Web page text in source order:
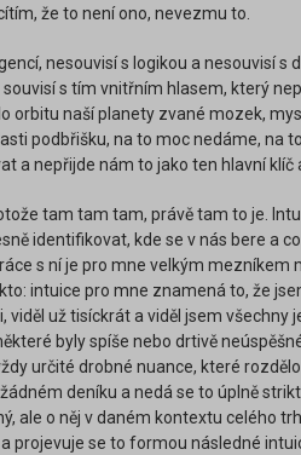
že to není ono, nevezmu to.
nesouvisí s logikou a nesouvisí
s tím vnitřním hlasem, který
orbitu naší planety zvané mozek,
podbřišku, na to moc nedáme, na
a nepřijde nám to jako ten hlavní klíč
tam tam tam, právě tam to je.
identifikovat, kde se v nás bere a
s ní je pro mne velkým mezníkem
intuice pro mne znamená to, že
viděl už tisíckrát a viděl jsem všechny
byly spíše nebo drtivě
určité drobné nuance, které
deníku a nedá se to úplně
ale o něj v daném kontextu celého
projevuje se to formou následné